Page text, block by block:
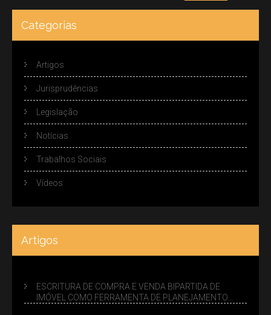
Categorias
Artigos
Jurisprudências
Legislação
Notícias
Trabalhos Sociais
Vídeos
Artigos
ESCRITURA DE COMPRA E VENDA BIPARTIDA DE
IMÓVEL COMO FERRAMENTA DE PLANEJAMENTO